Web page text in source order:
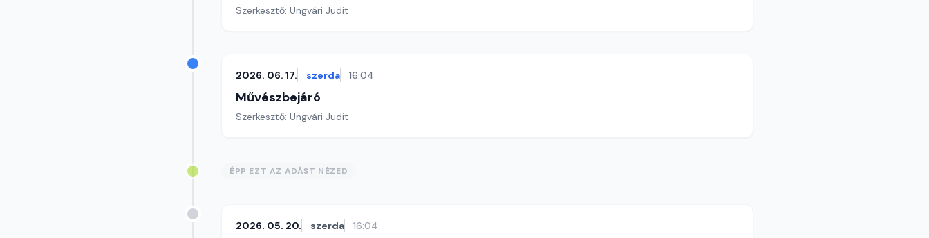
Szerkesztő: Ungvári Judit
2026. 06. 17. szerda 16:04
Művészbejáró
Szerkesztő: Ungvári Judit
ÉPP EZT AZ ADÁST NÉZED
2026. 05. 20. szerda 16:04